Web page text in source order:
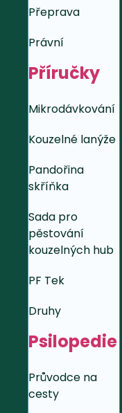
Přeprava
Právní
Příručky
Mikrodávkování
Kouzelné lanýže
Pandořina
skříňka
Sada pro
pěstování
kouzelných hub
PF Tek
Druhy
Psilopedie
Průvodce na
cesty